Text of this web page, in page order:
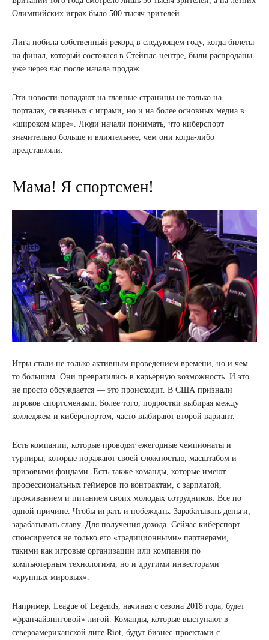
Олимпийских играх было 500 тысяч зрителей.
Лига побила собственный рекорд в следующем году, когда билеты
на финал, который состоялся в Стейплс-центре, были распроданы
уже через час после начала продаж.
Эти новости попадают на главные страницы не только на
порталах, связанных с играми, но и на более основных медиа в
«широком мире». Люди начали понимать, что киберспорт
значительно больше и влиятельнее, чем они когда-либо
представляли.
Мама! Я спортсмен!
Игры стали не только активным проведением времени, но и чем
то большим. Они превратились в карьерную возможность. И это
не просто обсуждается — это происходит. В США признали
игроков спортсменами. Более того, подростки выбирая между
колледжем и киберспортом, часто выбирают второй вариант.
Есть компании, которые проводят ежегодные чемпионаты и
турниры, которые поражают своей сложностью, масштабом и
призовыми фондами. Есть также команды, которые имеют
профессиональных геймеров по контрактам, с зарплатой,
проживанием и питанием своих молодых сотрудников. Все по
одной причине. Чтобы играть и побеждать. Зарабатывать деньги,
зарабатывать славу. Для получения дохода. Сейчас киберспорт
спонсируется не только его «традиционными» партнерами,
такими как игровые организации или компании по
компьютерным технологиям, но и другими инвесторами
«крупных мировых».
Например, League of Legends, начиная с сезона 2018 года, будет
«франчайзинговой» лигой. Команды, которые выступают в
североамериканской лиге Riot, будут бизнес-проектами с